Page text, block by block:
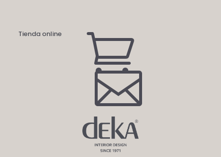
Tienda online 
